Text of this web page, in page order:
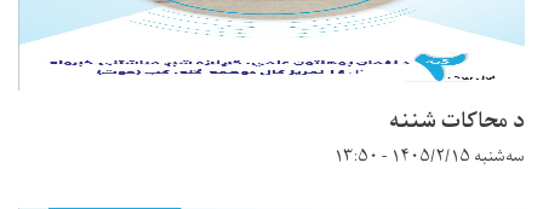
د محاکات شننه
سه‌شنبه ۱۴۰۵/۲/۱۵ - ۱۳:۵۰